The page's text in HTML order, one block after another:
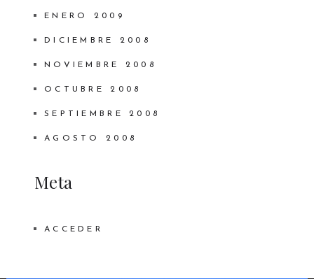
ENERO 2009
DICIEMBRE 2008
NOVIEMBRE 2008
OCTUBRE 2008
SEPTIEMBRE 2008
AGOSTO 2008
Meta
ACCEDER